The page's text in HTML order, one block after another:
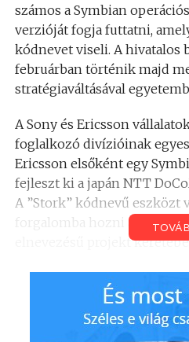
számos a Symbian
verzióját fogja futtatni,
kódnevet viseli. A hivatalos
februárban történik majd
stratégiaváltásával
A Sony és Ericsson
foglalkozó divízióinak
Ericsson elsőként egy
fejleszt ki a japán NTT
A ”Stork” kódnevű eszközt
forgalomba hozni a
elnevezésű projekt
utódja, amely már a Sony
márkaneve alatt fog piacra
ben. Ez a telefon a